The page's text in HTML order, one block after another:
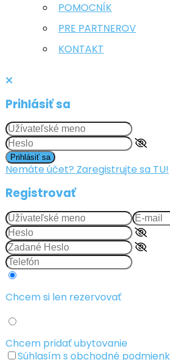
POMOCNÍK
PRE PARTNEROV
KONTAKT
Prihlásiť sa
Prihlásiť sa
Nemáte účet? Zaregistrujte sa TU!
Registrovať
Chcem si len rezervovať
Chcem pridať ubytovanie
Súhlasím s obchodné